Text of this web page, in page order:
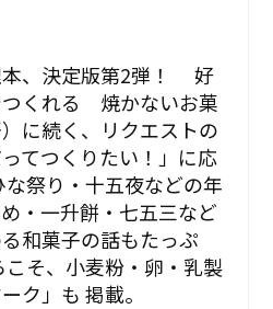
本、決定版第2弾！ 好
くれる 焼かないお菓
に続く、リクエストの
てつくりたい！」に応
祭り・十五夜などの年
・一升餅・七五三など
和菓子の話もたっぷ
そ、小麦粉・卵・乳製
ク」も 掲載。